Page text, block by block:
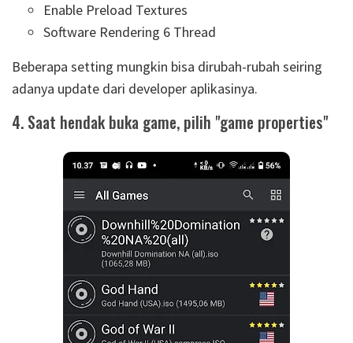
Enable Preload Textures
Software Rendering 6 Thread
Beberapa setting mungkin bisa dirubah-rubah seiring
adanya update dari developer aplikasinya.
4. Saat hendak buka game, pilih "game properties"